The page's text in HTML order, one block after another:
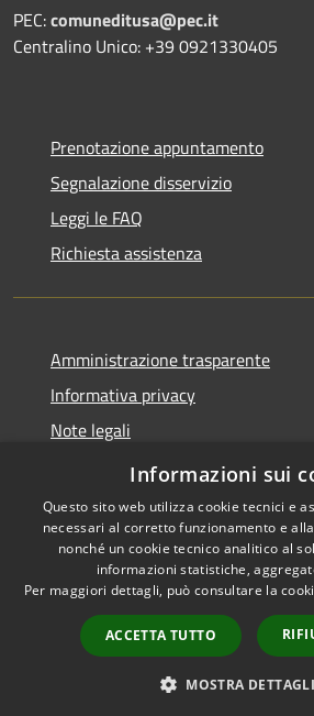
PEC:comuneditusa@pec.it
Centralino Unico: +39 0921330405
Prenotazione appuntamento
Segnalazione disservizio
Leggi le FAQ
Richiesta assistenza
Amministrazione trasparente
Informativa privacy
Note legali
Dichiarazione di accessibilità
Accessibilità
Informazioni sui
Questo sito web utilizza cookie tecnici e
necessari al corretto funzionamento e
nonché un cookie tecnico analitico al
informazioni statistiche,
Per maggiori dettagli, può consultare la
ACCETTA TUTTO
MOSTRA DETTAGLI